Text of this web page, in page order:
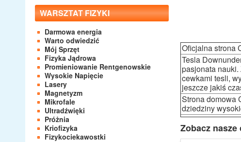
WARSZTAT FIZYKI
Darmowa energia
Warto odwiedzić
Mój Sprzęt
Fizyka Jądrowa
Promieniowanie Rentgenowskie
Wysokie Napięcie
Lasery
Magnetyzm
Mikrofale
Ultradźwięki
Próżnia
Kriofizyka
Fizykociekawostki
Oficjalna strona
Tesla
pasjonata
cewkami tesli,
jeszcze jakiś
Strona domowa
dziedziny
Zobacz